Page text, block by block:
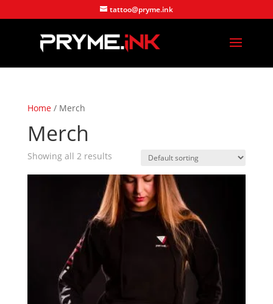
tattoo@pryme.ink
Home/ Merch
Merch
Showing all 2 results